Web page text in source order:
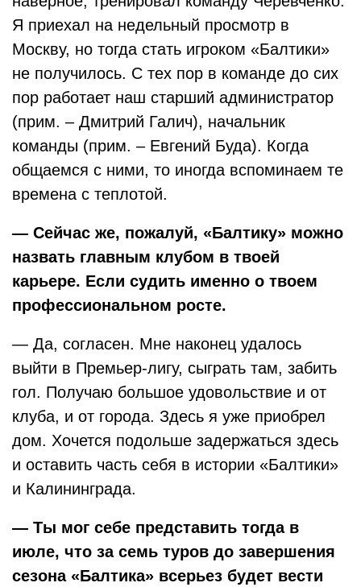
Я приехал на недельный просмотр в
Москву, но тогда стать игроком «Балтики»
не получилось. С тех пор в команде до сих
пор работает наш старший администратор
(прим. – Дмитрий Галич), начальник
команды (прим. – Евгений Буда). Когда
общаемся с ними, то иногда вспоминаем те
времена с теплотой.
— Сейчас же, пожалуй, «Балтику» можно
назвать главным клубом в твоей
карьере. Если судить именно о твоем
профессиональном росте.
— Да, согласен. Мне наконец удалось
выйти в Премьер-лигу, сыграть там, забить
гол. Получаю большое удовольствие и от
клуба, и от города. Здесь я уже приобрел
дом. Хочется подольше задержаться здесь
и оставить часть себя в истории «Балтики»
и Калининграда.
— Ты мог себе представить тогда в
июле, что за семь туров до завершения
сезона «Балтика» всерьез будет вести